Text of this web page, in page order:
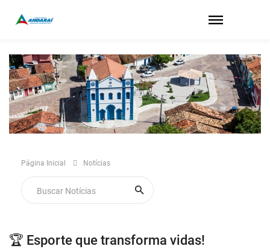
Página Inicial Notícias
🏆 Esporte que transforma vidas!